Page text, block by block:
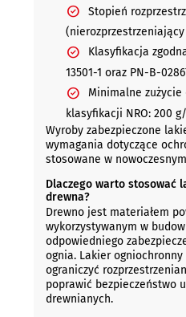
Stopień
Klasyfikacja
13501-1 oraz PN-B-
Minimalne zużycie
klasyfikacji NRO: 200
Wyroby zabezpieczone
wymagania dotyczące
stosowane w
Dlaczego warto stosować
drewna?
Drewno jest materiałem
wykorzystywanym w
odpowiedniego
ognia. Lakier
ograniczyć
poprawić bezpieczeństwo
drewnianych.